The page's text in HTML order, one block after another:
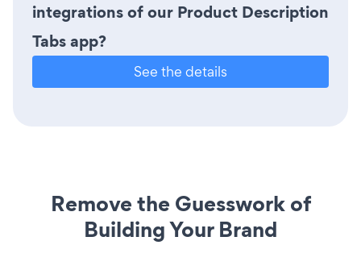
integrations of our Product Description
Tabs app?
See the details
Remove the Guesswork of
Building Your Brand